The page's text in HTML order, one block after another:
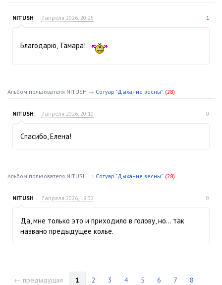
NITUSH 7 апреля 2026, 20:25 1
Благодарю, Тамара!
Альбом пользователя NITUSH → Сотуар "Дыхание весны". (28)
NITUSH 7 апреля 2026, 20:10 0
Спасибо, Елена!
Альбом пользователя NITUSH → Сотуар "Дыхание весны". (28)
NITUSH 7 апреля 2026, 19:32 0
Да, мне только это и приходило в голову, но… так
названо предыдущее колье.
← предыдущая 1 2 3 4 5 6 7
8